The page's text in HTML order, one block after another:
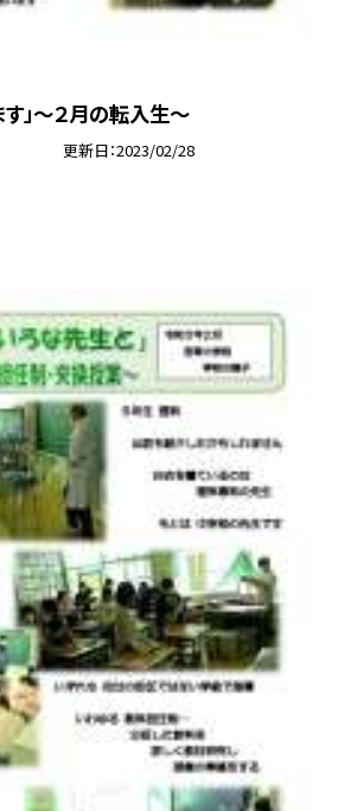
す」〜２月の転入生〜
更新日 2023/02/28